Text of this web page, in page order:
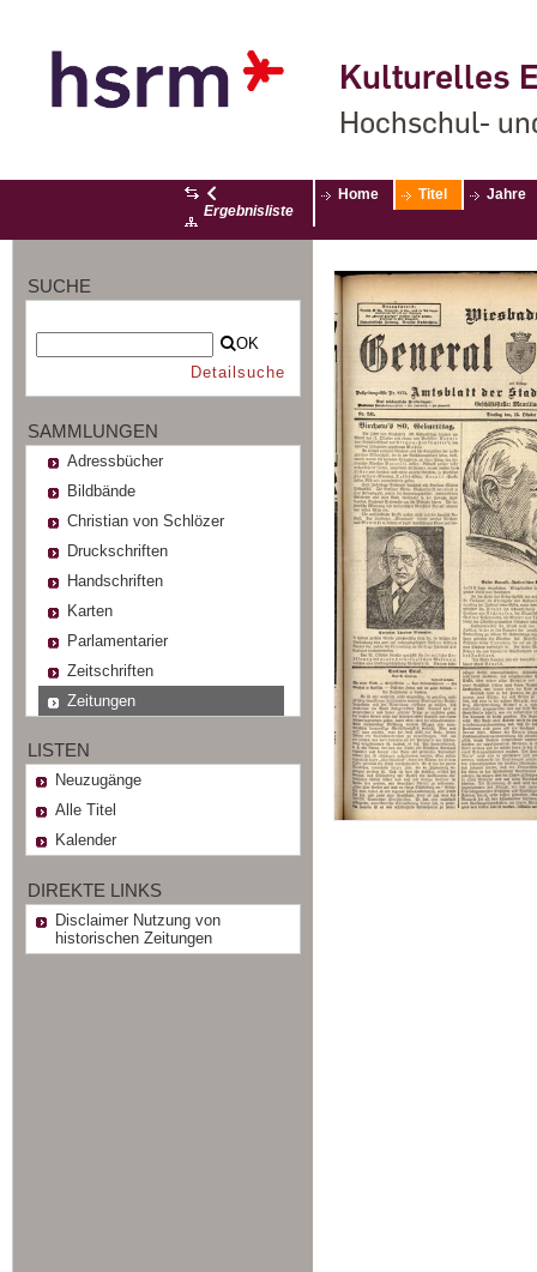
Kulturelles
Hochschul-
Ergebnisliste
Home Titel Jahre
SUCHE
OK
Detailsuche
SAMMLUNGEN
Adressbücher
Bildbände
Christian von Schlözer
Druckschriften
Handschriften
Karten
Parlamentarier
Zeitschriften
Zeitungen
LISTEN
Neuzugänge
Alle Titel
Kalender
DIREKTE LINKS
Disclaimer Nutzung von
historischen Zeitungen